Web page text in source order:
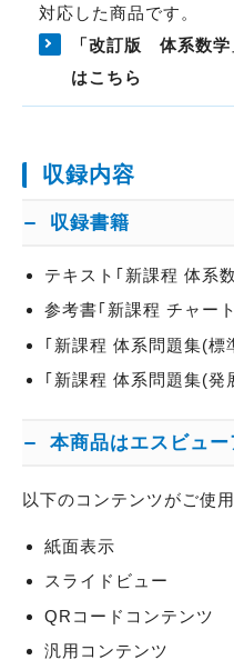
対応した商品です。
「改訂版 体系数
はこちら
収録内容
収録書籍
テキスト｢新課程 体系
参考書｢新課程 チャー
｢新課程 体系問題集(標
｢新課程 体系問題集(発
本商品はエスビュー
以下のコンテンツがご使
紙面表示
スライドビュー
QRコードコンテンツ
汎用コンテンツ